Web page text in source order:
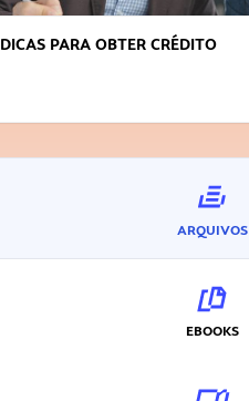
DICAS PARA OBTER CRÉDITO
ARQUIVOS
EBOOKS